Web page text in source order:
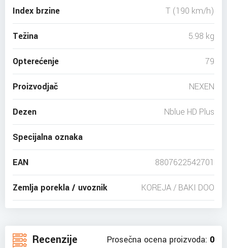
Index brzine T (190 km/h)
Težina 5.98 kg
Opterećenje 79
Proizvodjač NEXEN
Dezen Nblue HD Plus
Specijalna oznaka
EAN 8807622542701
Zemlja porekla / uvoznik KOREJA / BAKI DOO
Recenzije Prosečna ocena proizvoda: 0